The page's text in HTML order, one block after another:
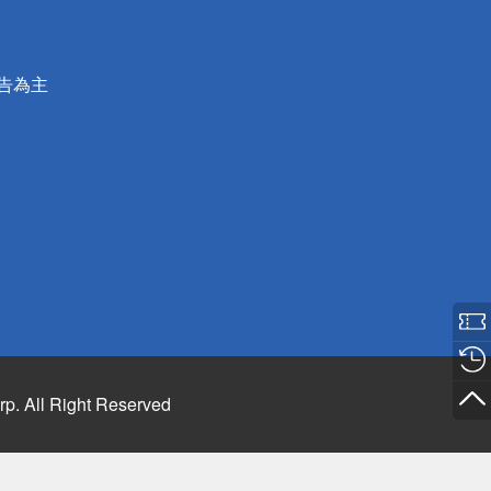
為主
All Right Reserved